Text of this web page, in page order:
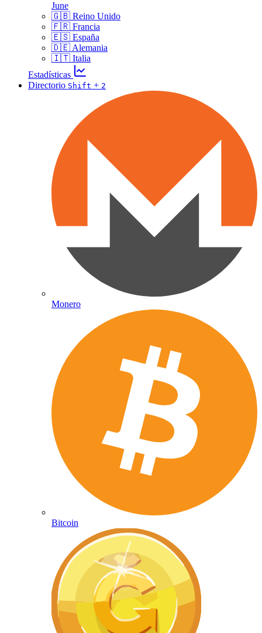
June
🇬🇧 Reino Unido
🇫🇷 Francia
🇪🇸 España
🇩🇪 Alemania
🇮🇹 Italia
Estadísticas
Directorio Shift + 2
Monero
Bitcoin